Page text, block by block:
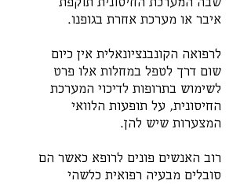
איבר או מערכת אחרת בגופנו.
לרפואה הקונבנציונאלית אין כיום
שום דרך לטפל במחלות אלו פרט
לשימוש בתרופות לדיכוי המערכת
החיסונית, על תופעות הלוואי
המצערות שיש להן.
רוב האנשים פונים לרופא כאשר הם
סובלים מבעיה רפואית כלשהי